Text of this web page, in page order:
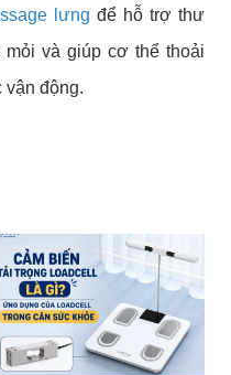
lưng để hỗ trợ thư
và giúp cơ thể thoải
vận động.